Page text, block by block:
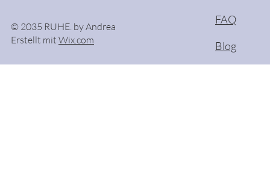
© 2035 RUHE. by Andrea
Erstellt mit Wix.com
FAQ
Blog